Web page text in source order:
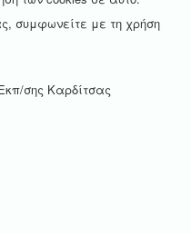
συμφωνείτε με τη χρήση
σης Καρδίτσας